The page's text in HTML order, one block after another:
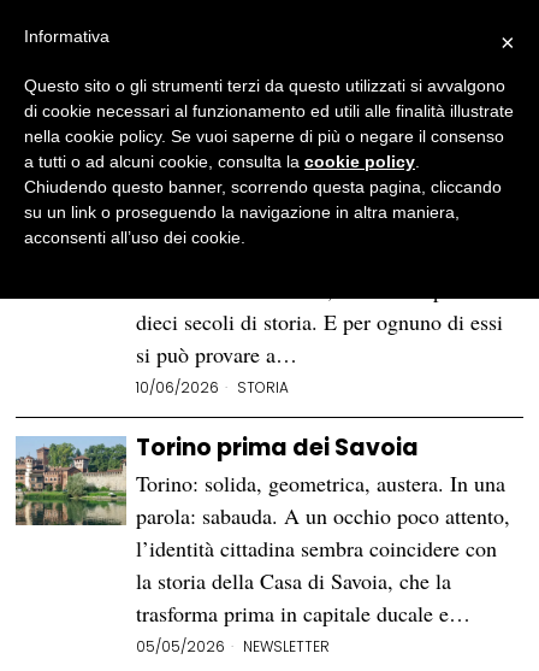
BROWSE TAG
storia
Il Medioevo in dieci città
Sottovalutiamo spesso la durata del
dieci secoli di storia. E per ognuno di essi
si può provare a…
10/06/2026 STORIA
Torino prima dei Savoia
Torino: solida, geometrica, austera. In una
parola: sabauda. A un occhio poco attento,
l’identità cittadina sembra coincidere con
la storia della Casa di Savoia, che la
trasforma prima in capitale ducale e…
05/05/2026 NEWSLETTER
×
Informativa
Questo sito o gli strumenti terzi da questo utilizzati si avvalgono
di cookie necessari al funzionamento ed utili alle finalità illustrate
nella cookie policy. Se vuoi saperne di più o negare il consenso
a tutti o ad alcuni cookie, consulta la cookie policy
Chiudendo questo banner, scorrendo questa pagina, cliccando
su un link o proseguendo la navigazione in altra maniera,
acconsenti all’uso dei cookie.